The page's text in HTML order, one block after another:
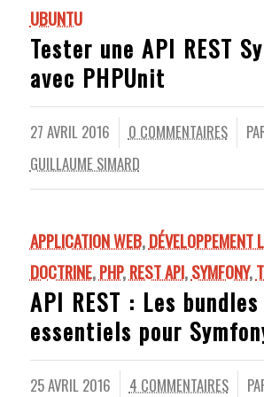
UBUNTU
Tester une API REST
avec PHPUnit
27 AVRIL 2016 0 COMMENTAIRES
/
GUILLAUME SIMARD
APPLICATION WEB,DÉVELOPPEMENT
DOCTRINE,PHP,REST API,SYMFONY,
API REST : Les bundles
essentiels pour
25 AVRIL 2016 4 COMMENTAIRES
/